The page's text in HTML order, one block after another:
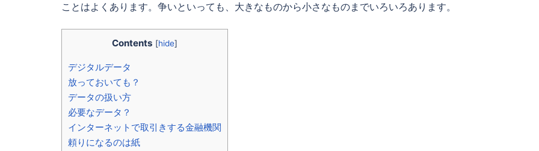
ことはよくあります。争いといっても、大きなものから小さなものまでいろいろあります。
Contents [hide]
デジタルデータ
放っておいても？
データの扱い方
必要なデータ？
インターネットで取引きする金融機関
頼りになるのは紙